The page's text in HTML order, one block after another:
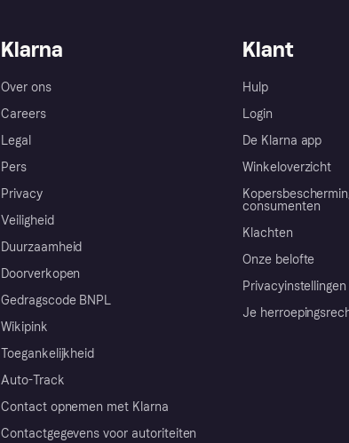
Klarna
Over ons
Careers
Legal
Pers
Privacy
Veiligheid
Duurzaamheid
Doorverkopen
Gedragscode BNPL
Wikipink
Toegankelijkheid
Auto-Track
Contact opnemen met Klarna
Contactgegevens voor autoriteiten
Klant
Hulp
Login
De Klarna app
Winkeloverzicht
consumenten
Klachten
Onze belofte
Privacyinstellingen
Je